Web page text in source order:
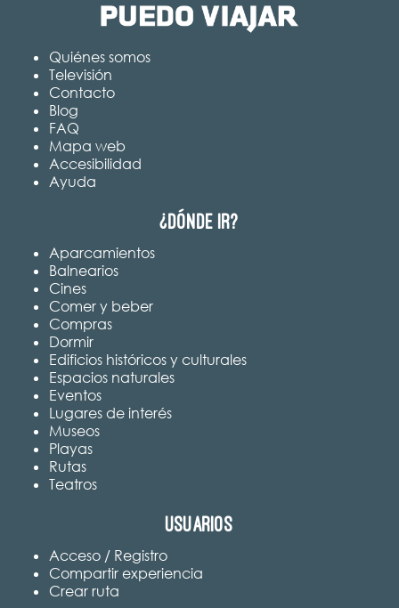
Quiénes somos
Televisión
Contacto
Blog
FAQ
Mapa web
Accesibilidad
Ayuda
¿Dónde ir?
Aparcamientos
Balnearios
Cines
Comer y beber
Compras
Dormir
Edificios históricos y culturales
Espacios naturales
Eventos
Lugares de interés
Museos
Playas
Rutas
Teatros
Usuarios
Acceso / Registro
Compartir experiencia
Crear ruta